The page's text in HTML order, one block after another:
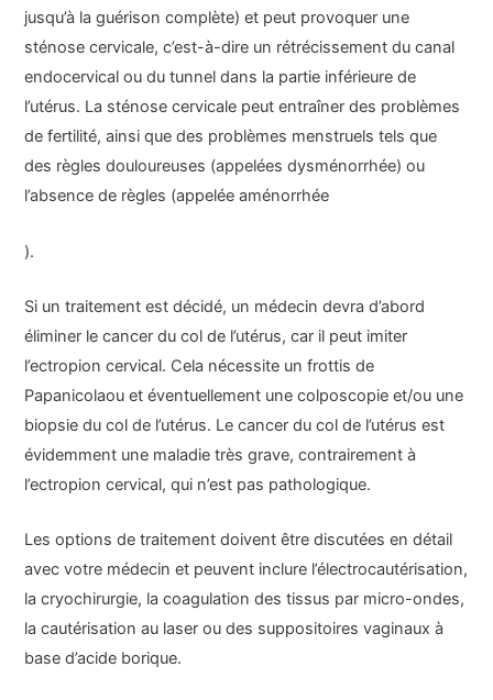
jusqu’à la guérison complète) et peut provoquer une
sténose cervicale, c’est-à-dire un rétrécissement du canal
endocervical ou du tunnel dans la partie inférieure de
l’utérus. La sténose cervicale peut entraîner des problèmes
de fertilité, ainsi que des problèmes menstruels tels que
des règles douloureuses (appelées dysménorrhée) ou
l’absence de règles (appeléeaménorrhée
).
Si un traitement est décidé, un médecin devra d’abord
éliminer le cancer du col de l’utérus, car il peut imiter
l’ectropion cervical. Cela nécessite un frottis de
Papanicolaou et éventuellement une colposcopie et/ou une
biopsie du col de l’utérus. Le cancer du col de l’utérus est
évidemment une maladie très grave, contrairement à
l’ectropion cervical, qui n’est pas pathologique.
Les options de traitement doivent être discutées en détail
avec votre médecin et peuvent inclure l’électrocautérisation,
la cryochirurgie, la coagulation des tissus par micro-ondes,
la cautérisation au laser ou des suppositoires vaginaux à
base d’acide borique.